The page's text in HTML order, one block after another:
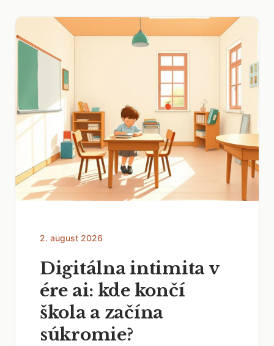
2. august 2026
Digitálna intimita v
ére ai: kde končí
škola a začína
súkromie?